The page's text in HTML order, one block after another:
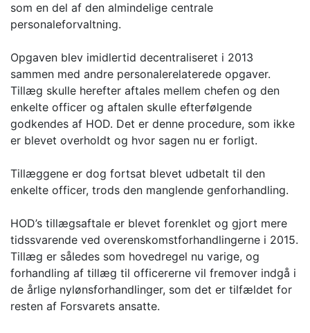
som en del af den almindelige centrale
personaleforvaltning.
Opgaven blev imidlertid decentraliseret i 2013
sammen med andre personalerelaterede opgaver.
Tillæg skulle herefter aftales mellem chefen og den
enkelte officer og aftalen skulle efterfølgende
godkendes af HOD. Det er denne procedure, som ikke
er blevet overholdt og hvor sagen nu er forligt.
Tillæggene er dog fortsat blevet udbetalt til den
enkelte officer, trods den manglende genforhandling.
HOD’s tillægsaftale er blevet forenklet og gjort mere
tidssvarende ved overenskomstforhandlingerne i 2015.
Tillæg er således som hovedregel nu varige, og
forhandling af tillæg til officererne vil fremover indgå i
de årlige nylønsforhandlinger, som det er tilfældet for
resten af Forsvarets ansatte.